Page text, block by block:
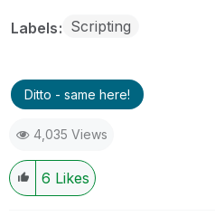
Labels Scripting
Ditto - same here!
4,035 Views
6 Likes